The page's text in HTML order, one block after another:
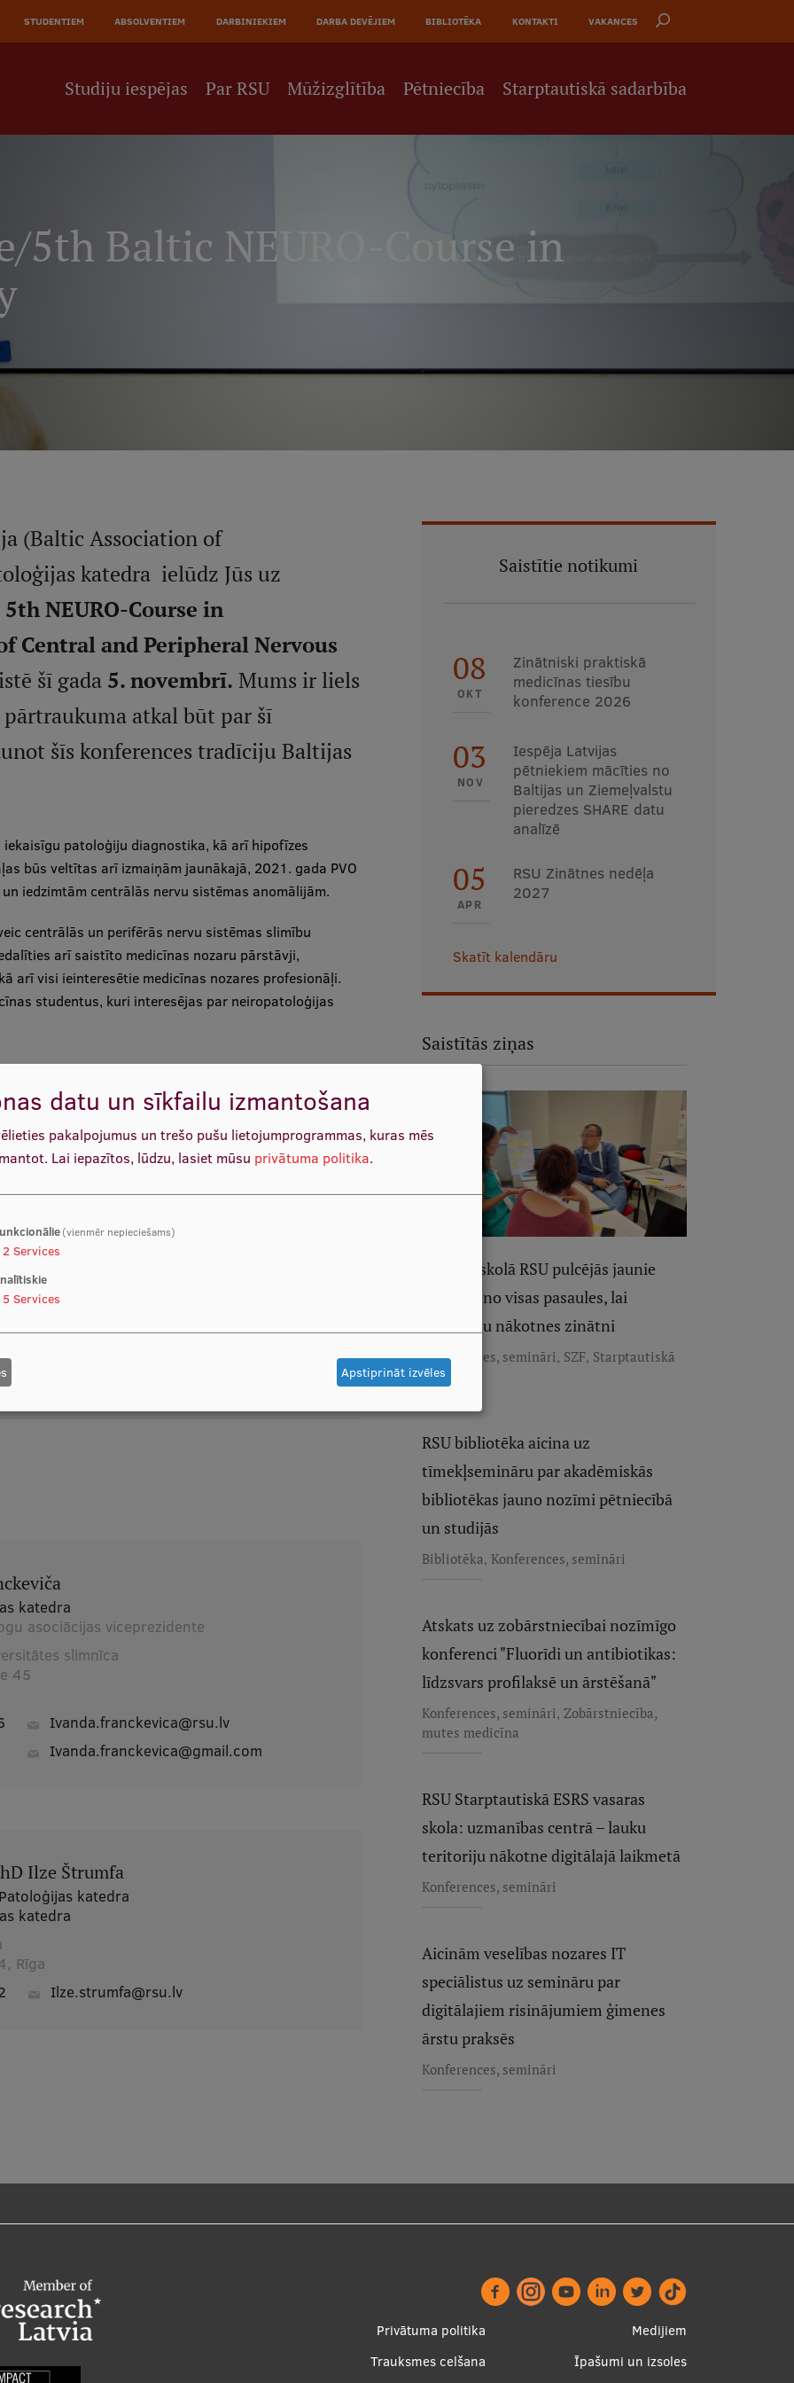
STUDENTIEM ABSOLVENTIEM DARBINIEKIEM DARBA DEVĒJIEM BIBLIOTĒKA KONTAKTI VAKANCES
Studiju iespējas Par RSU Mūžizglītība Pētniecība Starptautiskā sadarbība
5th Baltic NEURO-Course in
(Baltic Association of
katedra ielūdz Jūs uz
5th NEURO-Course in
Central and Peripheral Nervous
šī gada 5. novembrī. Mums ir liels
atkal būt par šī
šīs konferences tradīciju Baltijas
patoloģiju diagnostika, kā arī hipofīzes
būs veltītas arī izmaiņām jaunākajā, 2021. gada PVO
iedzimtām centrālās nervu sistēmas anomālijām.
centrālās un perifērās nervu sistēmas slimību
arī saistīto medicīnas nozaru pārstāvji,
arī visi ieinteresētie medicīnas nozares profesionāļi.
studentus, kuri interesējas par neiropatoloģijas
5. novembrī
katedra
asociācijas viceprezidente
slimnīca
45
ivanda.franckevica@rsu.lv
Ivanda.franckevica@gmail.com
Ilze Štrumfa
Patoloģijas katedra
katedra
Rīga
ilze.strumfa@rsu.lv
Saistītie notikumi
08
OKT
Zinātniski praktiskā
medicīnas tiesību
konference 2026
03
NOV
Iespēja Latvijas
pētniekiem mācīties no
Baltijas un Ziemeļvalstu
pieredzes SHARE datu
analīzē
05
APR
RSU Zinātnes nedēļa
2027
Skatīt kalendāru
Saistītās ziņas
Vasaras skolā RSU pulcējās jaunie
pētnieki no visas pasaules, lai
stiprinātu nākotnes zinātni
Konferences, semināri, SZF, Starptautiskā
sadarbība
RSU bibliotēka aicina uz
tīmekļsemināru par akadēmiskās
bibliotēkas jauno nozīmi pētniecībā
un studijās
Bibliotēka, Konferences, semināri
Atskats uz zobārstniecībai nozīmīgo
konferenci "Fluorīdi un antibiotikas:
līdzsvars profilaksē un ārstēšanā"
Konferences, semināri, Zobārstniecība,
mutes medicīna
RSU Starptautiskā ESRS vasaras
skola: uzmanības centrā – lauku
teritoriju nākotne digitālajā laikmetā
Konferences, semināri
Aicinām veselības nozares IT
speciālistus uz semināru par
digitālajiem risinājumiem ģimenes
ārstu praksēs
Konferences, semināri
Footer
menu
Privātuma politika
Trauksmes celšana
Apakšējā
izvēlne2
Medijiem
Īpašumi un izsoles
datu un sīkfailu izmantošana
pakalpojumus un trešo pušu lietojumprogrammas, kuras mēs
Lai iepazītos, lūdzu, lasiet mūsu privātuma politika.
(vienmēr nepieciešams)
2 Services
5 Services
Apstiprināt izvēles